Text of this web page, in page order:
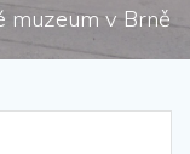
muzeum v Brně